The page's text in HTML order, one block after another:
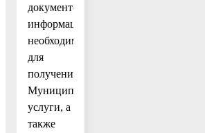
документов,
информации,
необходимых
для
получения
Муниципальной
услуги, а
также